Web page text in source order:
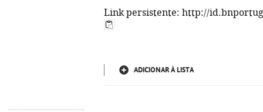
Link persistente: http://
ADICIONAR À LISTA